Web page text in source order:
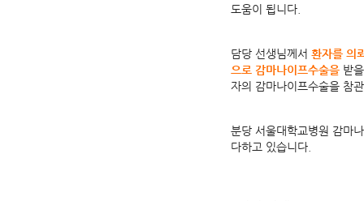
도움이 됩니다.
담당 선생님께서 환자를 의
으로 감마나이프수술을 받
자의 감마나이프수술을 참
분당 서울대학교병원 감마
다하고 있습니다.